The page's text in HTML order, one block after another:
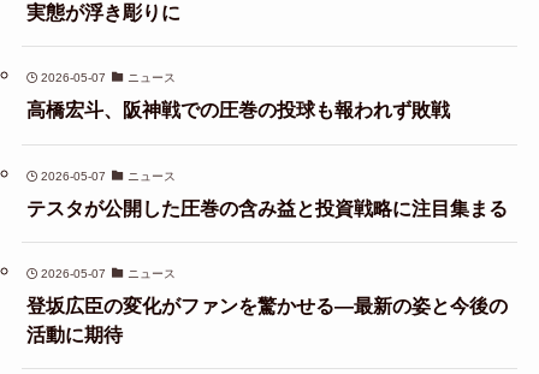
実態が浮き彫りに
2026-05-07 ニュース
高橋宏斗、阪神戦での圧巻の投球も報われず敗戦
2026-05-07 ニュース
テスタが公開した圧巻の含み益と投資戦略に注目集まる
2026-05-07 ニュース
登坂広臣の変化がファンを驚かせる—最新の姿と今後の
活動に期待